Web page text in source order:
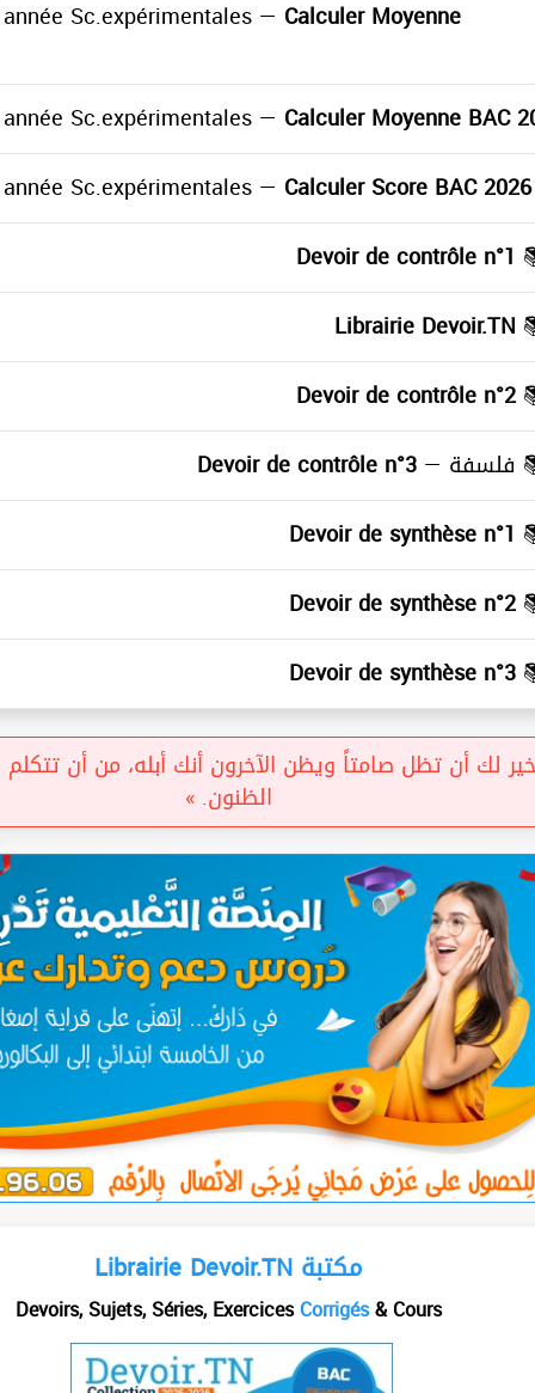
Sc.expérimentales — Calculer Moyenne
Sc.expérimentales — Calculer Moyenne BAC
Sc.expérimentales — Calculer Score BAC 2026
Devoir de contrôle n°1
Librairie Devoir.TN
Devoir de contrôle n°2
فلسفة —Devoir de contrôle n°3
Devoir de synthèse n°1
Devoir de synthèse n°2
Devoir de synthèse n°3
لك أن تظل صامتاً ويظن الآخرون أنك أبله، من أن
الظنون. »
Librairie Devoir.TN مكتبة
Devoirs, Sujets, Séries, ExercicesCorrigés& Cours